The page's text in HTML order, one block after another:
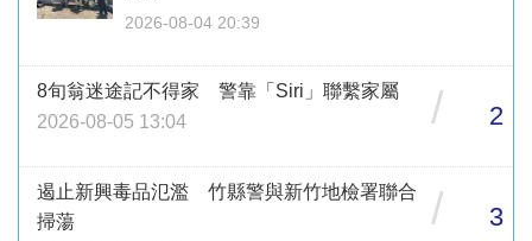
2026-08-04 20:39
8旬翁迷途記不得家 警靠「Siri」聯繫家屬
2026-08-05 13:04
/ 2
遏止新興毒品氾濫 竹縣警與新竹地檢署聯合
掃蕩
/ 3